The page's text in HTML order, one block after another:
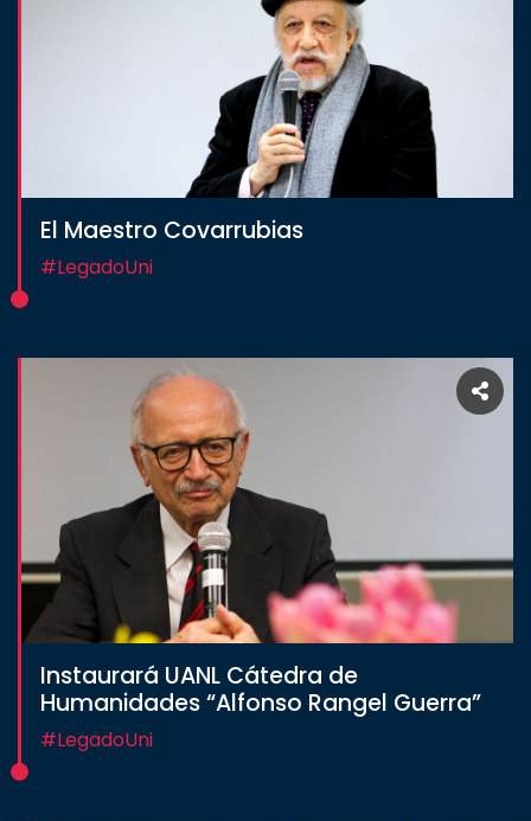
El Maestro Covarrubias
#LegadoUni
Instaurará UANL Cátedra de
Humanidades “Alfonso Rangel Guerra”
#LegadoUni